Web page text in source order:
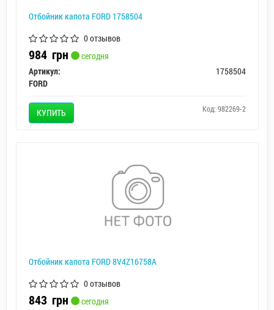
Отбойник капота FORD 1758504
0 отзывов
984 грн
сегодня
Артикул:
1758504
FORD
КУПИТЬ Код: 982269-2
Отбойник капота FORD 8V4Z16758A
0 отзывов
843 грн
сегодня